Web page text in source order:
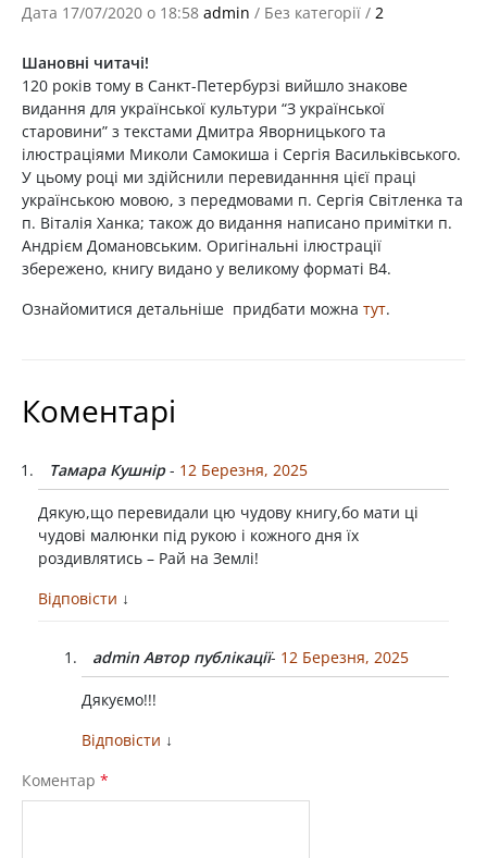
Дата 17/07/2020 о 18:58 admin / Без категорії / 2
Шановні читачі!
120 років тому в Санкт-Петербурзі вийшло знакове
видання для української культури “З української
старовини” з текстами Дмитра Яворницького та
ілюстраціями Миколи Самокиша і Сергія Васильківського.
У цьому році ми здійснили перевиданння цієї праці
українською мовою, з передмовами п. Сергія Світленка та
п. Віталія Ханка; також до видання написано примітки п.
Андрієм Домановським. Оригінальні ілюстрації
збережено, книгу видано у великому форматі В4.
Ознайомитися детальніше придбати можна тут.
Коментарі
Тамара Кушнір- 12 Березня, 2025
Дякую,що перевидали цю чудову книгу,бо мати ці
чудові малюнки під рукою і кожного дня їх
роздивлятись – Рай на Землі!
Відповісти ↓
admin Автор публікації- 12 Березня, 2025
Дякуємо!!!
Відповісти ↓
Коментар *